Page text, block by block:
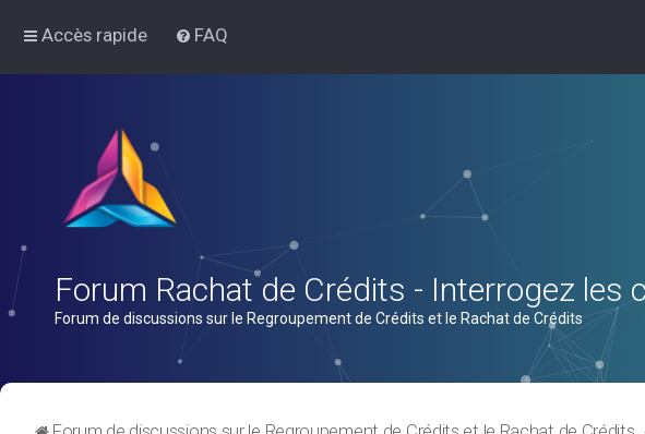
Accès rapide FAQ
Forum Rachat de Crédits - Interrogez les
Forum de discussions sur le Regroupement de Crédits et le Rachat de Crédits